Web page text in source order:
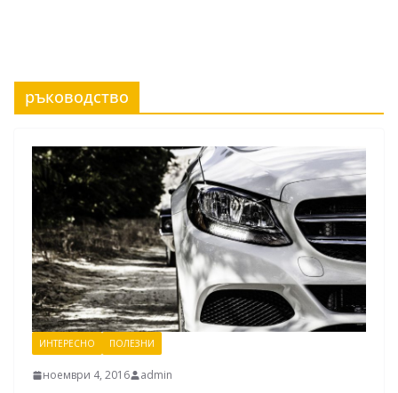
ръководство
ИНТЕРЕСНО ПОЛЕЗНИ
ноември 4, 2016 admin